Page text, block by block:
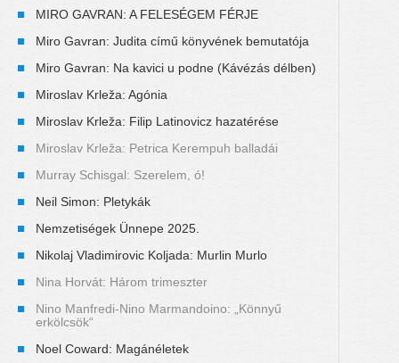
MIRO GAVRAN: A FELESÉGEM FÉRJE
Miro Gavran: Judita című könyvének bemutatója
Miro Gavran: Na kavici u podne (Kávézás délben)
Miroslav Krleža: Agónia
Miroslav Krleža: Filip Latinovicz hazatérése
Miroslav Krleža: Petrica Kerempuh balladái
Murray Schisgal: Szerelem, ó!
Neil Simon: Pletykák
Nemzetiségek Ünnepe 2025.
Nikolaj Vladimirovic Koljada: Murlin Murlo
Nina Horvát: Három trimeszter
Nino Manfredi-Nino Marmandoino: „Könnyű
erkölcsök“
Noel Coward: Magánéletek